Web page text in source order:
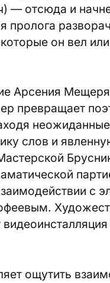
— отсюда и
пролога
он вел
Арсения
превращает
слов и
с
ощутить